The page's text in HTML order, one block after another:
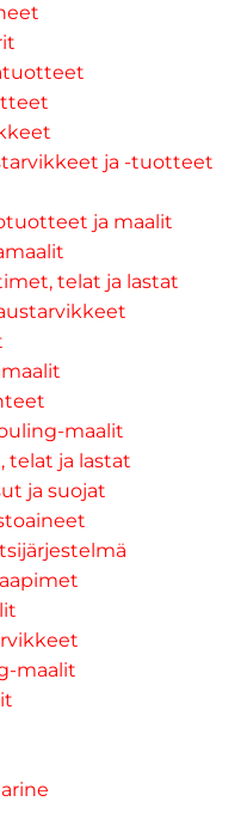
ja -tuotteet
ja maalit
telat ja lastat
maalit
telat ja lastat
ja suojat
maalit